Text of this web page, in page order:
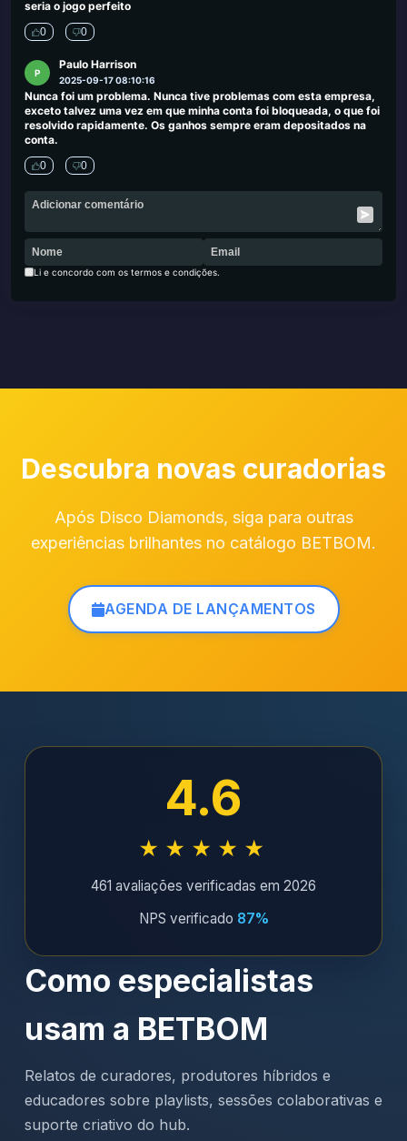
seria o jogo perfeito
0 0
P
Paulo Harrison
2025-09-17 08:10:16
Nunca foi um problema. Nunca tive problemas com esta empresa,
exceto talvez uma vez em que minha conta foi bloqueada, o que foi
resolvido rapidamente. Os ganhos sempre eram depositados na
conta.
0 0
Li e concordo com os termos e condições.
Descubra novas curadorias
Após Disco Diamonds, siga para outras
experiências brilhantes no catálogo BETBOM.
AGENDA DE LANÇAMENTOS
4.6
★★★★★
461 avaliações verificadas em 2026
NPS verificado 87%
Como especialistas
usam a BETBOM
Relatos de curadores, produtores híbridos e
educadores sobre playlists, sessões colaborativas e
suporte criativo do hub.